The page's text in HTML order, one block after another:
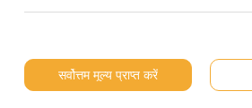
सर्वोत्तम मूल्य प्राप्त करें